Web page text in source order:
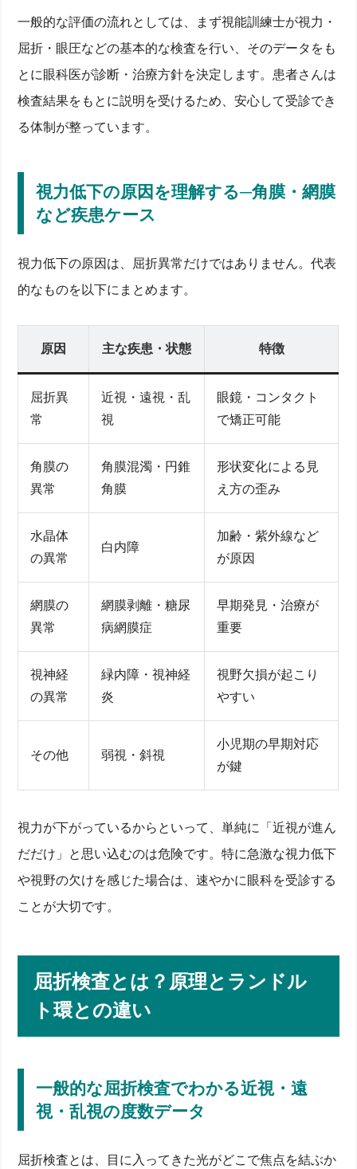
一般的な評価の流れとしては、まず視能訓練士が視力・
屈折・眼圧などの基本的な検査を行い、そのデータをも
とに眼科医が診断・治療方針を決定します。患者さんは
検査結果をもとに説明を受けるため、安心して受診でき
る体制が整っています。
視力低下の原因を理解する─角膜・網膜
など疾患ケース
視力低下の原因は、屈折異常だけではありません。代表
的なものを以下にまとめます。
原因 主な疾患・状態 特徴
屈折異
常
近視・遠視・乱
視
眼鏡・コンタクト
で矯正可能
角膜の
異常
角膜混濁・円錐
角膜
形状変化による見
え方の歪み
水晶体
の異常
白内障
加齢・紫外線など
が原因
網膜の
異常
網膜剥離・糖尿
病網膜症
早期発見・治療が
重要
視神経
の異常
緑内障・視神経
炎
視野欠損が起こり
やすい
その他 弱視・斜視
小児期の早期対応
が鍵
視力が下がっているからといって、単純に「近視が進ん
だだけ」と思い込むのは危険です。特に急激な視力低下
や視野の欠けを感じた場合は、速やかに眼科を受診する
ことが大切です。
屈折検査とは？原理とランドル
ト環との違い
一般的な屈折検査でわかる近視・遠
視・乱視の度数データ
屈折検査とは、目に入ってきた光がどこで焦点を結ぶか